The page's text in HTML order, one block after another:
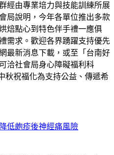
經由專業培力與技能訓練所展
局說明，今年各單位推出多款
焙點心到特色伴手禮一應俱
需求。歡迎各界踴躍支持優先
最新消息下載，或至「台南好
洽社會局身心障礙福利科
秋祝福化為支持公益、傳遞希
低皰疹後神經痛風險